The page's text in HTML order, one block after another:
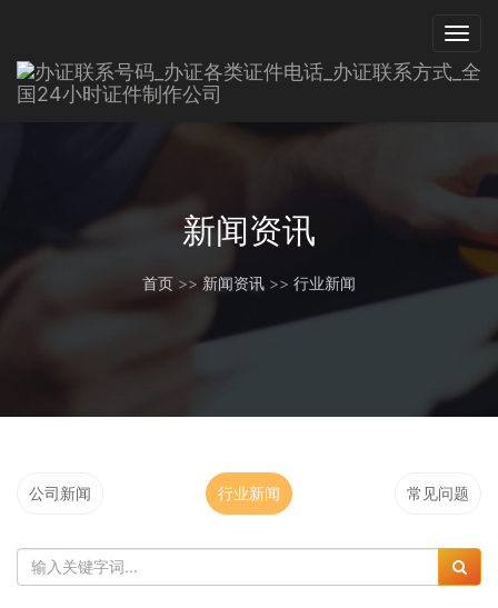
新闻资讯
首页 >> 新闻资讯 >> 行业新闻
公司新闻 行业新闻 常见问题